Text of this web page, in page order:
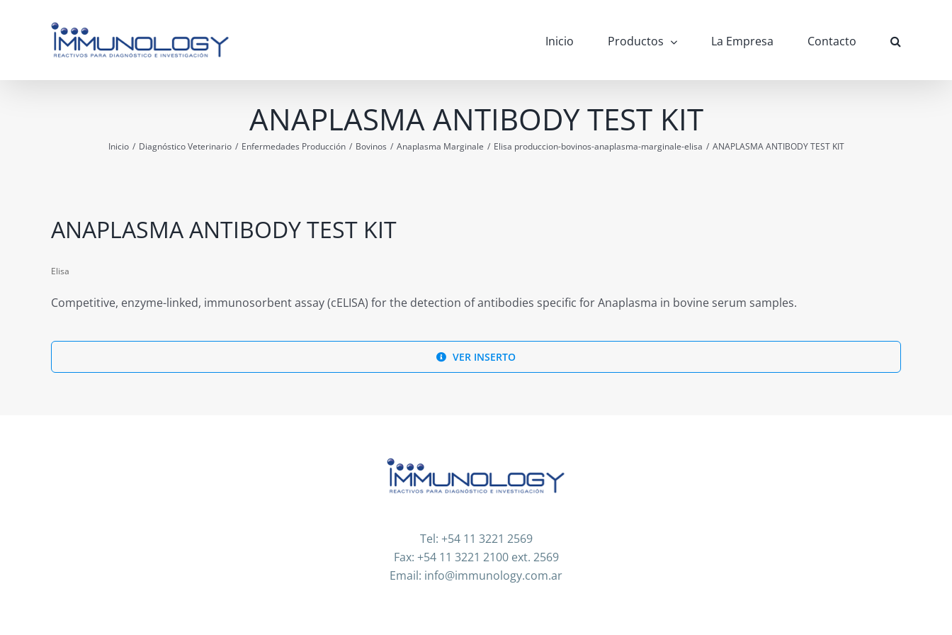
Inicio Productos La Empresa Contacto
ANAPLASMA ANTIBODY TEST KIT
Inicio / Diagnóstico Veterinario / Enfermedades Producción / Bovinos / Anaplasma Marginale / Elisa produccion-bovinos-anaplasma-marginale-elisa / ANAPLASMA ANTIBODY TEST KIT
ANAPLASMA ANTIBODY TEST KIT
Elisa
Competitive, enzyme-linked, immunosorbent assay (cELISA) for the detection of antibodies specific for Anaplasma in bovine serum samples.
VER INSERTO
Tel: +54 11 3221 2569
Fax: +54 11 3221 2100 ext. 2569
Email: info@immunology.com.ar